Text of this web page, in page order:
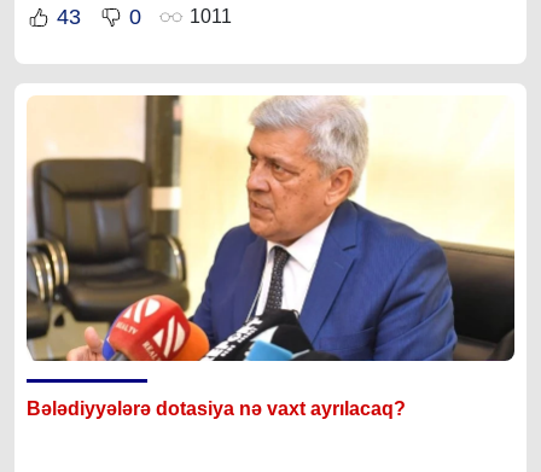
43 0 1011
Bələdiyyələrə dotasiya nə vaxt ayrılacaq?